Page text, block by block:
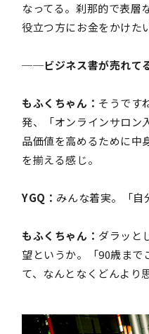
なってる。刹那的で表層
役立つ方にお金をかけた
──ビジネス書が売れて
もふくちゃん： そうです
発、「オンラインサロン
品価値を高めるために中
を揃える感じ。
YGQ： みんな着実。「自
もふくちゃん： ダラッと
望というか。「90歳ま
て、なんとなくどんより